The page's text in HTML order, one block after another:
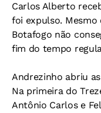
Carlos Alberto
foi expulso. Mesmo
Botafogo não
fim do tempo
Andrezinho abriu
Na primeira do
Antônio Carlos e